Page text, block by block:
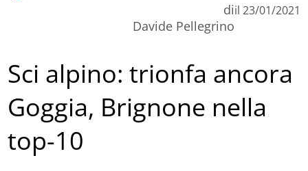
di
Davide Pellegrino
il 23/01/2021
Sci alpino: trionfa ancora
Goggia, Brignone nella
top-10